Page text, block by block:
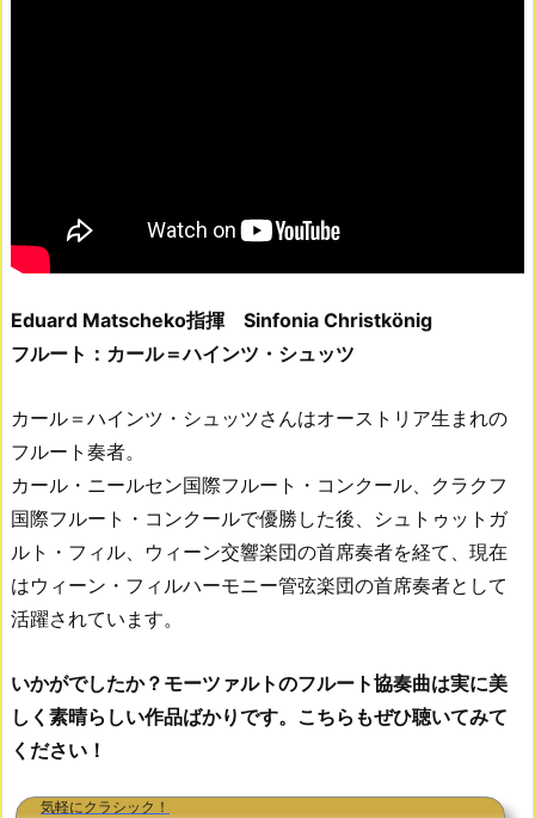
Eduard Matscheko指揮 Sinfonia Christkönig
フルート：カール＝ハインツ・シュッツ
カール＝ハインツ・シュッツさんはオーストリア生まれの
フルート奏者。
カール・ニールセン国際フルート・コンクール、クラクフ
国際フルート・コンクールで優勝した後、シュトゥットガ
ルト・フィル、ウィーン交響楽団の首席奏者を経て、現在
はウィーン・フィルハーモニー管弦楽団の首席奏者として
活躍されています。
いかがでしたか？モーツァルトのフルート協奏曲は実に美
しく素晴らしい作品ばかりです。こちらもぜひ聴いてみて
ください！
気軽にクラシック！